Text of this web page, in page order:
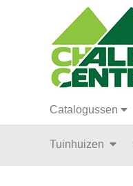
Catalogussen
Tuinhuizen